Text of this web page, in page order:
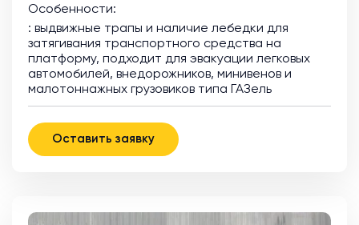
Особенности:
: выдвижные трапы и наличие лебедки для
затягивания транспортного средства на
платформу, подходит для эвакуации легковых
автомобилей, внедорожников, минивенов и
малотоннажных грузовиков типа ГАЗель
Оставить заявку